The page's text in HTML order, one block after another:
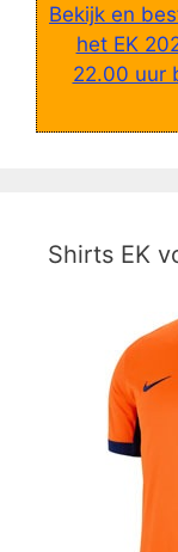
Bekijk en
het EK
22.00 uur
Shirts EK